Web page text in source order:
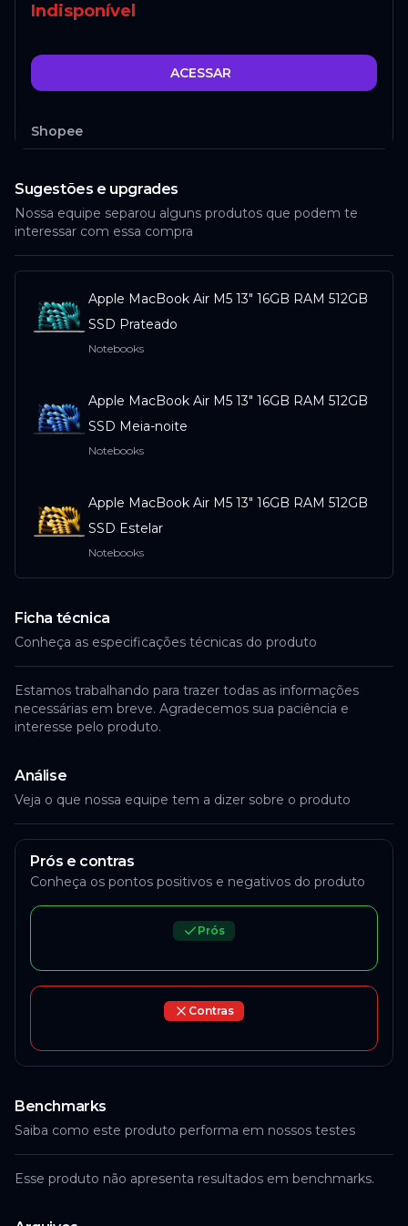
Indisponível
ACESSAR
Shopee
Indisponível
ACESSAR
Sugestões e upgrades
Nossa equipe separou alguns produtos que podem te
interessar com essa compra
Apple MacBook Air M5 13" 16GB RAM 512GB
SSD Prateado
Notebooks
Apple MacBook Air M5 13" 16GB RAM 512GB
SSD Meia-noite
Notebooks
Apple MacBook Air M5 13" 16GB RAM 512GB
SSD Estelar
Notebooks
Ficha técnica
Conheça as especificações técnicas do produto
Estamos trabalhando para trazer todas as informações
necessárias em breve. Agradecemos sua paciência e
interesse pelo produto.
Análise
Veja o que nossa equipe tem a dizer sobre o produto
Prós e contras
Conheça os pontos positivos e negativos do produto
Prós
Contras
Benchmarks
Saiba como este produto performa em nossos testes
Esse produto não apresenta resultados em benchmarks.